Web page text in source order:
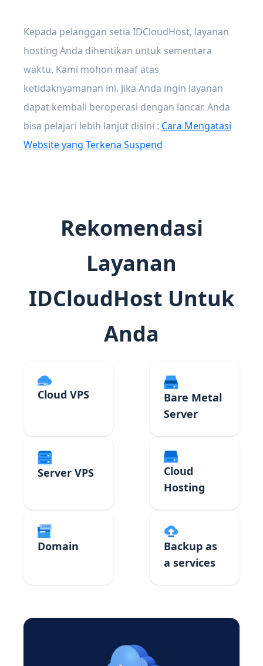
Kepada pelanggan setia IDCloudHost, layanan
hosting Anda dihentikan untuk sementara
waktu. Kami mohon maaf atas
ketidaknyamanan ini. Jika Anda ingin layanan
dapat kembali beroperasi dengan lancar. Anda
bisa pelajari lebih lanjut disini : Cara Mengatasi
Website yang Terkena Suspend
Rekomendasi
Layanan
IDCloudHost Untuk
Anda
Cloud VPS
Bare Metal
Server
Server VPS
Cloud
Hosting
Domain
Backup as
a services